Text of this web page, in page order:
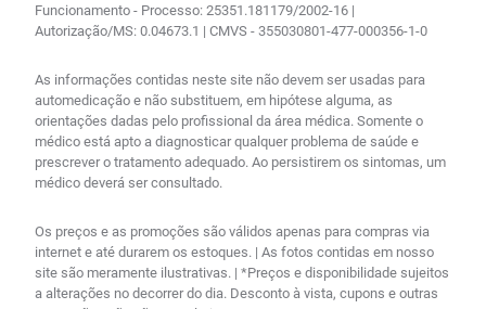
Funcionamento - Processo: 25351.181179/2002-16 |
Autorização/MS: 0.04673.1 | CMVS - 355030801-477-000356-1-0
As informações contidas neste site não devem ser usadas para
automedicação e não substituem, em hipótese alguma, as
orientações dadas pelo profissional da área médica. Somente o
médico está apto a diagnosticar qualquer problema de saúde e
prescrever o tratamento adequado. Ao persistirem os sintomas, um
médico deverá ser consultado.
Os preços e as promoções são válidos apenas para compras via
internet e até durarem os estoques. | As fotos contidas em nosso
site são meramente ilustrativas. | *Preços e disponibilidade sujeitos
a alterações no decorrer do dia. Desconto à vista, cupons e outras